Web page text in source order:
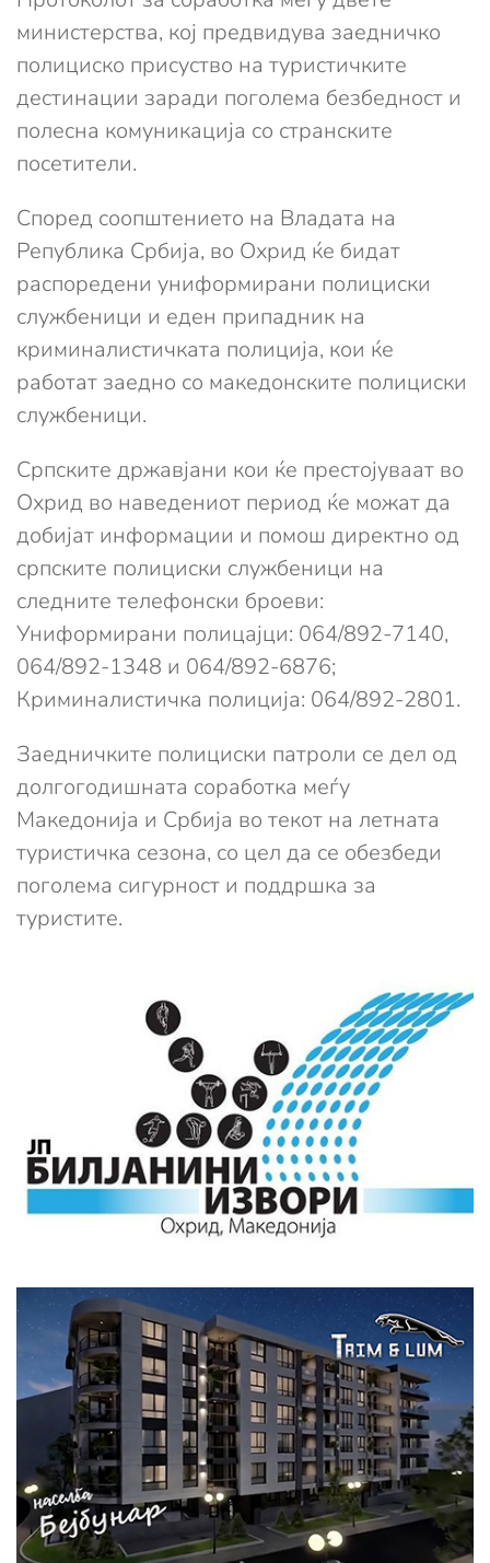
министерства, кој предвидува заедничко
полициско присуство на туристичките
дестинации заради поголема безбедност и
полесна комуникација со странските
посетители.
Според соопштението на Владата на
Република Србија, во Охрид ќе бидат
распоредени униформирани полициски
службеници и еден припадник на
криминалистичката полиција, кои ќе
работат заедно со македонските полициски
службеници.
Српските државјани кои ќе престојуваат во
Охрид во наведениот период ќе можат да
добијат информации и помош директно од
српските полициски службеници на
следните телефонски броеви:
Униформирани полицајци: 064/892-7140,
064/892-1348 и 064/892-6876;
Криминалистичка полиција: 064/892-2801.
Заедничките полициски патроли се дел од
долгогодишната соработка меѓу
Македонија и Србија во текот на летната
туристичка сезона, со цел да се обезбеди
поголема сигурност и поддршка за
туристите.